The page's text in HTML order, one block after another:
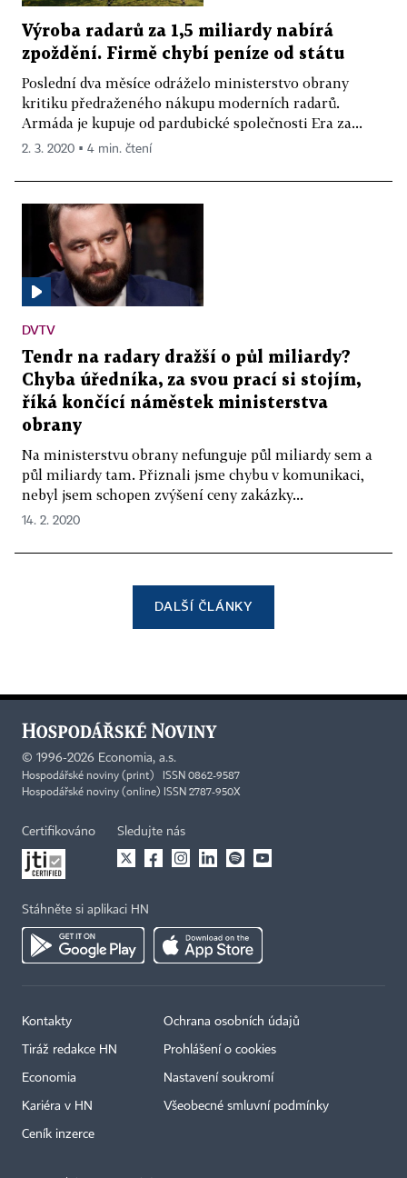
Výroba radarů za 1,5 miliardy nabírá
zpoždění. Firmě chybí peníze od státu
Poslední dva měsíce odráželo ministerstvo obrany
kritiku předraženého nákupu moderních radarů.
Armáda je kupuje od pardubické společnosti Era za...
2. 3. 2020 ▪ 4 min. čtení
DVTV
Tendr na radary dražší o půl miliardy?
Chyba úředníka, za svou prací si stojím,
říká končící náměstek ministerstva
obrany
Na ministerstvu obrany nefunguje půl miliardy sem a
půl miliardy tam. Přiznali jsme chybu v komunikaci,
nebyl jsem schopen zvýšení ceny zakázky...
14. 2. 2020
DALŠÍ ČLÁNKY
© 1996-2026 Economia, a.s.
Hospodářské noviny (print) ISSN 0862-9587
Hospodářské noviny (online) ISSN 2787-950X
Certifikováno Sledujte nás
Stáhněte si aplikaci HN
Kontakty
Tiráž redakce HN
Economia
Kariéra v HN
Ceník inzerce
Ochrana osobních údajů
Prohlášení o cookies
Nastavení soukromí
Všeobecné smluvní podmínky